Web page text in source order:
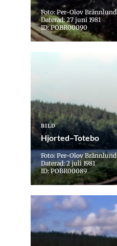
Foto: Per-Olov Brännlund
Daterad: 27 juni 1981
ID: POBR00090
BILD
Hjorted–Totebo
Foto: Per-Olov Brännlund
Daterad: 2 juli 1981
ID: POBR00089